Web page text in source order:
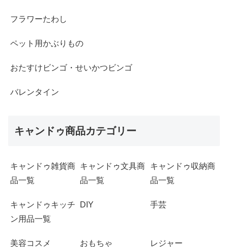
フラワーたわし
ペット用かぶりもの
おたすけビンゴ・せいかつビンゴ
バレンタイン
キャンドゥ商品カテゴリー
キャンドゥ雑貨商
品一覧
キャンドゥ文具商
品一覧
キャンドゥ収納商
品一覧
キャンドゥキッチ
ン用品一覧
DIY 手芸
美容コスメ おもちゃ レジャー